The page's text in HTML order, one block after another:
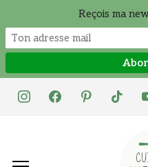
instagramfacebookpinteresttiktok
Reçois ma